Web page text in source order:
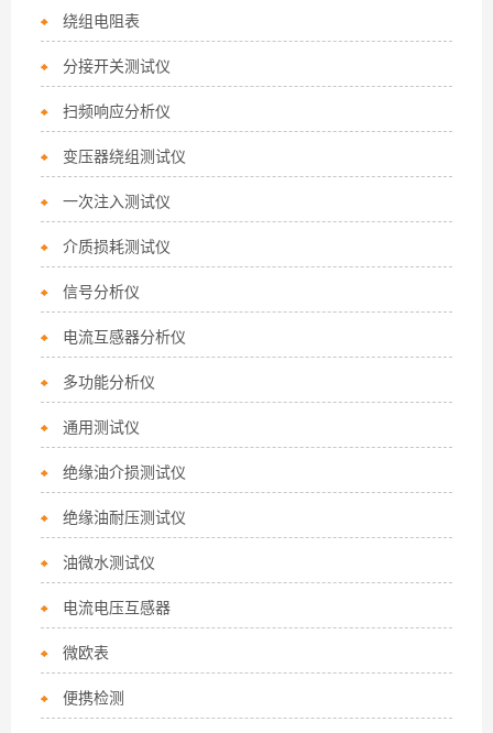
绕组电阻表
分接开关测试仪
扫频响应分析仪
变压器绕组测试仪
一次注入测试仪
介质损耗测试仪
信号分析仪
电流互感器分析仪
多功能分析仪
通用测试仪
绝缘油介损测试仪
绝缘油耐压测试仪
油微水测试仪
电流电压互感器
微欧表
便携检测